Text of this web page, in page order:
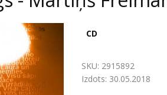
CD
SKU: 2915892
Izdots: 30.05.2018